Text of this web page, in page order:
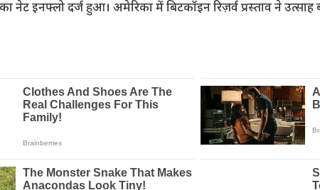
नेट इनफ्लो दर्ज हुआ। अमेरिका में बिटकॉइन रिज़र्व प्रस्ताव ने उत्साह